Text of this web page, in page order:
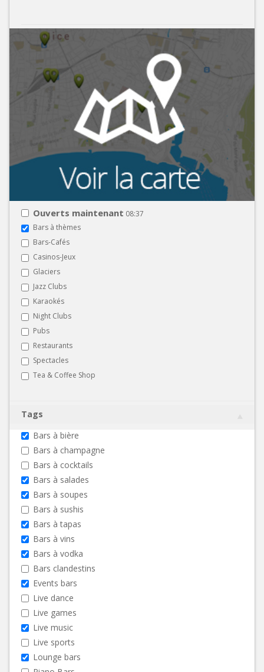
Ouverts maintenant 08:37
Bars à thèmes
Bars-Cafés
Casinos-Jeux
Glaciers
Jazz Clubs
Karaokés
Night Clubs
Pubs
Restaurants
Spectacles
Tea & Coffee Shop
Tags
Bars à bière
Bars à champagne
Bars à cocktails
Bars à salades
Bars à soupes
Bars à sushis
Bars à tapas
Bars à vins
Bars à vodka
Bars clandestins
Events bars
Live dance
Live games
Live music
Live sports
Lounge bars